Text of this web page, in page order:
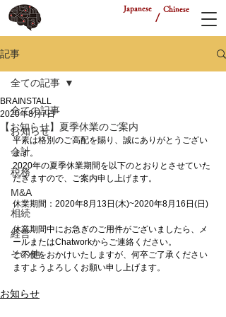
Japanese Chinese
/
記事
全ての記事
お知らせ
会計
税務
M&A
相続
経営
その他
全ての記事
【お知らせ】夏季休業のご案内
BRAINSTALL
2020年8月7日
平素は格別のご高配を賜り、誠にありがとうござい
ます。
2020年の夏季休業期間を以下のとおりとさせていた
だきますので、ご案内申し上げます。
休業期間：2020年8月13日(木)~2020年8月16日(日)
休業期間中にお急ぎのご用件がございましたら、メ
ールまたはChatworkからご連絡ください。
ご不便をおかけいたしますが、何卒ご了承ください
ますようよろしくお願い申し上げます。
お知らせ